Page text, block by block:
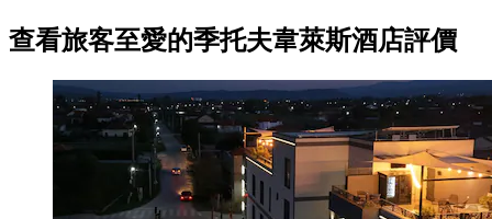
查看旅客至愛的季托夫韋萊斯酒店評價